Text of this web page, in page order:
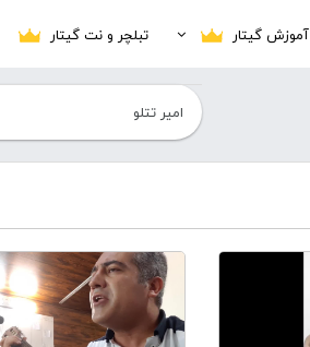
آموزش گیتار تبلچر و نت گیتار